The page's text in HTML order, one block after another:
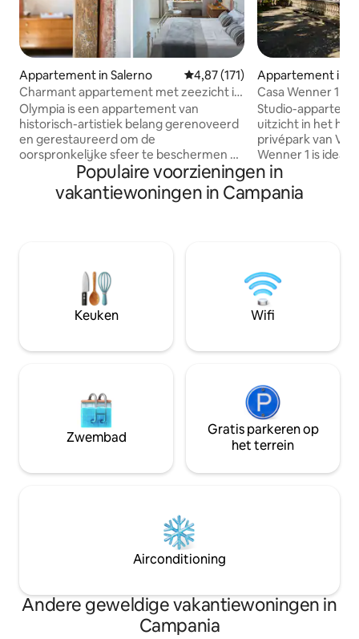
Appartement in Salerno Gemiddelde beoordeling van
4,87 (171)
Charmant appartement met zeezicht in
het historische centrum
Olympia is een appartement van
historisch-artistiek belang gerenoveerd
en gerestaureerd om de
oorspronkelijke sfeer te beschermen en
te verbeteren. De bevoorrechte en
prachtige positie, dicht bij de
belangrijkste toeristische en culturele
met tweepersoonsbed en de
eenpersoonsslaapbank in de
woonkamer is geschikt voor maximaal 3
personen. Met Julius Studio is onderdeel
geschikt voor maximaal zes personen.
Appartement in
Casa Wenner 1
Chiaia
Studio-
uitzicht in het
privépark van
Wenner 1 is
gezin van
combineert wat
Napels: een
Met de metro,
Chiaia kom je
historische
eilanden en de
Populaire voorzieningen in
vakantiewoningen in Campania
Keuken Wifi
Zwembad
Gratis parkeren op
het terrein
Airconditioning
Andere geweldige vakantiewoningen in
Campania